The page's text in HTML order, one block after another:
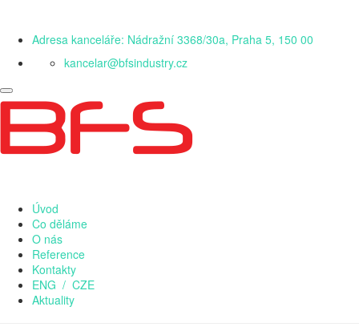
Adresa kanceláře: Nádražní 3368/30a, Praha 5, 150 00
kancelar@bfsindustry.cz
Úvod
Co děláme
O nás
Reference
Kontakty
ENG / CZE
Aktuality